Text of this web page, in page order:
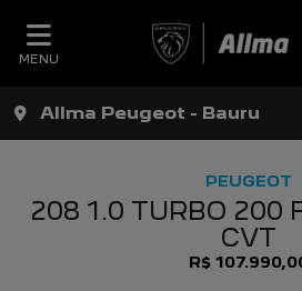
MENU
Allma Peugeot - Bauru
PEUGEOT
208 1.0 TURBO 200
CVT
R$